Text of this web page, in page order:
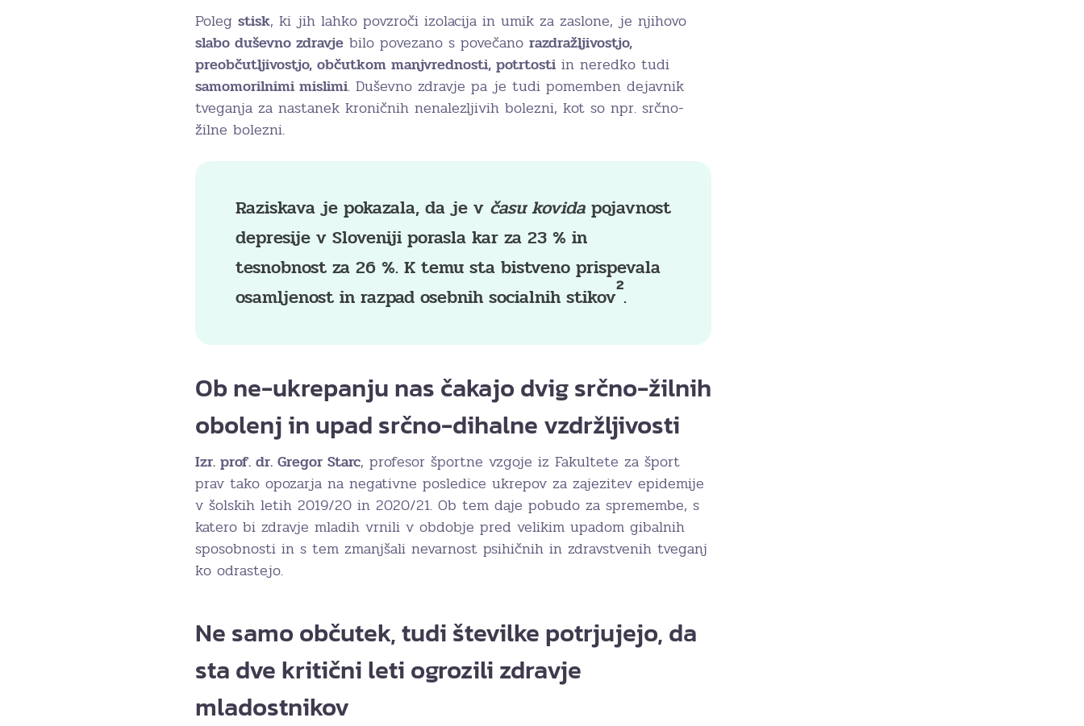
Poleg stisk, ki jih lahko povzroči izolacija in umik za zaslone, je njihovo
slabo duševno zdravje bilo povezano s povečano razdražljivostjo,
preobčutljivostjo, občutkom manjvrednosti, potrtosti in neredko tudi
samomorilnimi mislimi. Duševno zdravje pa je tudi pomemben dejavnik
tveganja za nastanek kroničnih nenalezljivih bolezni, kot so npr. srčno-
žilne bolezni.
Raziskava je pokazala, da je v času kovida pojavnost
depresije v Sloveniji porasla kar za 23 % in
tesnobnost za 26 %. K temu sta bistveno prispevala
osamljenost in razpad osebnih socialnih stikov2.
Ob ne-ukrepanju nas čakajo dvig srčno-žilnih
obolenj in upad srčno-dihalne vzdržljivosti
Izr. prof. dr. Gregor Starc, profesor športne vzgoje iz Fakultete za šport
prav tako opozarja na negativne posledice ukrepov za zajezitev epidemije
v šolskih letih 2019/20 in 2020/21. Ob tem daje pobudo za spremembe, s
katero bi zdravje mladih vrnili v obdobje pred velikim upadom gibalnih
sposobnosti in s tem zmanjšali nevarnost psihičnih in zdravstvenih tveganj
ko odrastejo.
Ne samo občutek, tudi številke potrjujejo, da
sta dve kritični leti ogrozili zdravje
mladostnikov